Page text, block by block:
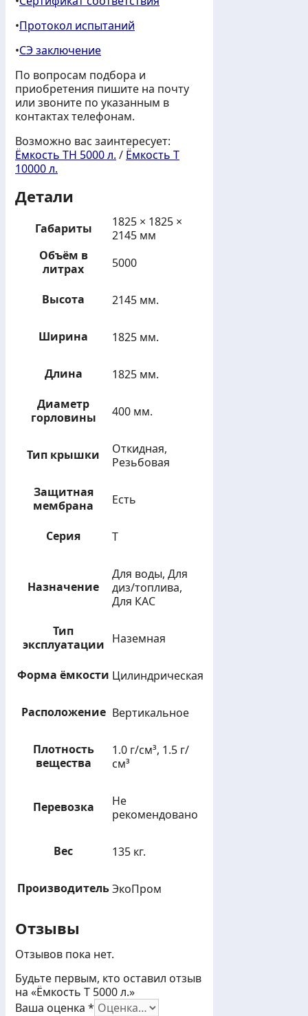
•Протокол испытаний
•СЭ заключение
По вопросам подбора и
приобретения пишите на почту
или звоните по указанным в
контактах телефонам.
Возможно вас заинтересует:
Ёмкость TH 5000 л. / Ёмкость T
10000 л.
Детали
Габариты
1825 × 1825 ×
2145 мм
Объём в
литрах
5000
Высота 2145 мм.
Ширина 1825 мм.
Длина
1825 мм.
Диаметр
горловины
400 мм.
Тип крышки
Откидная,
Резьбовая
Защитная
мембрана
Есть
Серия Т
Назначение
Для воды, Для
диз/топлива,
Для КАС
Тип
эксплуатации Наземная
Форма ёмкости Цилиндрическая
Расположение Вертикальное
Плотность
вещества
1.0 г/см³, 1.5 г/
см³
Перевозка
Не
рекомендовано
Вес 135 кг.
ПроизводительЭкоПром
Отзывы
Отзывов пока нет.
Будьте первым, кто оставил отзыв
на «Ёмкость T 5000 л.»
Ваша оценка *